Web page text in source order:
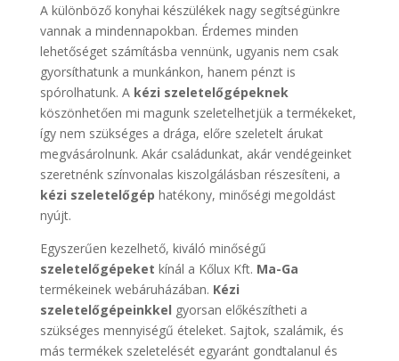
A különböző konyhai készülékek nagy segítségünkre
vannak a mindennapokban. Érdemes minden
lehetőséget számításba vennünk, ugyanis nem csak
gyorsíthatunk a munkánkon, hanem pénzt is
spórolhatunk. A kézi szeletelőgépeknek
köszönhetően mi magunk szeletelhetjük a termékeket,
így nem szükséges a drága, előre szeletelt árukat
megvásárolnunk. Akár családunkat, akár vendégeinket
szeretnénk színvonalas kiszolgálásban részesíteni, a
kézi szeletelőgép hatékony, minőségi megoldást
nyújt.
Egyszerűen kezelhető, kiváló minőségű
szeletelőgépeket kínál a Kőlux Kft. Ma-Ga
termékeinek webáruházában. Kézi
szeletelőgépeinkkel gyorsan előkészítheti a
szükséges mennyiségű ételeket. Sajtok, szalámik, és
más termékek szeletelését egyaránt gondtalanul és